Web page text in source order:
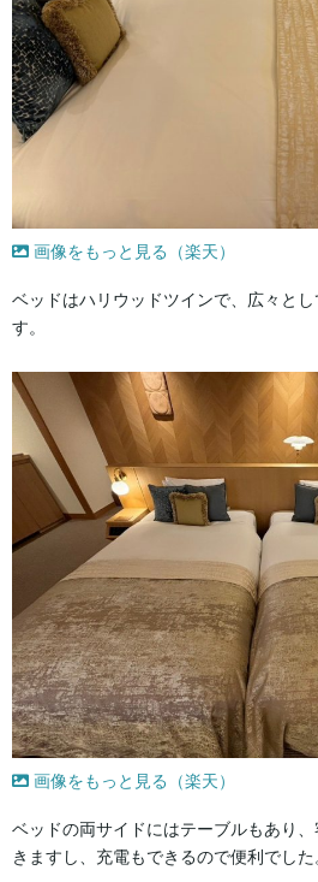
画像をもっと見る（楽天）
ベッドはハリウッドツインで、広々と
す。
画像をもっと見る（楽天）
ベッドの両サイドにはテーブルもあり
きますし、充電もできるので便利でした